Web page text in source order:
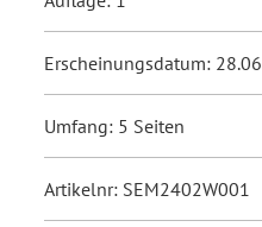
Erscheinungsdatum:
Umfang: 5 Seiten
Artikelnr: SEM2402W001